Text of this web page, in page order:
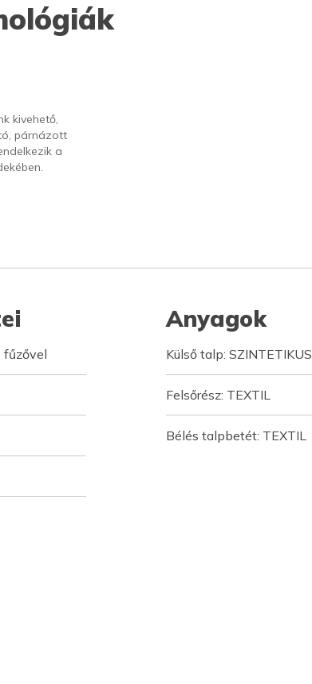
kivehető,
párnázott
a
fűzővel
Anyagok
Külső talp: SZINTETIKUS
Felsőrész: TEXTIL
Bélés talpbetét: TEXTIL